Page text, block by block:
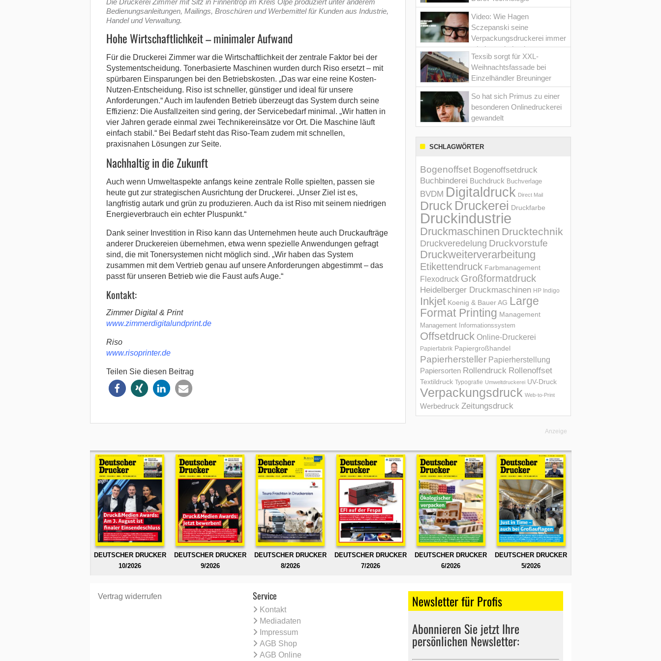
Die Druckerei Zimmer mit Sitz in Finnentrop im Kreis Olpe produziert unter anderem
Bedienungsanleitungen, Mailings, Broschüren und Werbemittel für Kunden aus Industrie,
Handel und Verwaltung.
Hohe Wirtschaftlichkeit – minimaler Aufwand
Für die Druckerei Zimmer war die Wirtschaftlichkeit der zentrale Faktor bei der
Systementscheidung. Tonerbasierte Maschinen wurden durch Riso ersetzt – mit
spürbaren Einsparungen bei den Betriebskosten. „Das war eine reine Kosten-
Nutzen-Entscheidung. Riso ist schneller, günstiger und ideal für unsere
Anforderungen.“ Auch im laufenden Betrieb überzeugt das System durch seine
Effizienz: Die Ausfallzeiten sind gering, der Servicebedarf minimal. „Wir hatten in
vier Jahren gerade einmal zwei Technikereinsätze vor Ort. Die Maschine läuft
einfach stabil.“ Bei Bedarf steht das Riso-Team zudem mit schnellen,
praxisnahen Lösungen zur Seite.
Nachhaltig in die Zukunft
Auch wenn Umweltaspekte anfangs keine zentrale Rolle spielten, passen sie
heute gut zur strategischen Ausrichtung der Druckerei. „Unser Ziel ist es,
langfristig autark und grün zu produzieren. Auch da ist Riso mit seinem niedrigen
Energieverbrauch ein echter Pluspunkt.“
Dank seiner Investition in Riso kann das Unternehmen heute auch Druckaufträge
anderer Druckereien übernehmen, etwa wenn spezielle Anwendungen gefragt
sind, die mit Tonersystemen nicht möglich sind. „Wir haben das System
zusammen mit dem Vertrieb genau auf unsere Anforderungen abgestimmt – das
passt für unseren Betrieb wie die Faust aufs Auge.“
Kontakt:
Zimmer Digital & Print
www.zimmerdigitalundprint.de
Riso
www.risoprinter.de
Teilen Sie diesen Beitrag
Video: Wie Hagen
Sczepanski seine
Verpackungsdruckerei immer
wieder optimiert hat
Texsib sorgt für XXL-
Weihnachtsfassade bei
Einzelhändler Breuninger
So hat sich Primus zu einer
besonderen Onlinedruckerei
gewandelt
SCHLAGWÖRTER
Bogenoffset Bogenoffsetdruck
Buchbinderei Buchdruck Buchverlage
BVDM Digitaldruck Direct Mail
Druck Druckerei Druckfarbe
Druckindustrie
Druckmaschinen Drucktechnik
Druckveredelung Druckvorstufe
Druckweiterverarbeitung
Etikettendruck Farbmanagement
Flexodruck Großformatdruck
Heidelberger Druckmaschinen HP Indigo
Inkjet Koenig & Bauer AG Large
Format Printing Management
Management Informations­system
Offsetdruck Online-Druckerei
Papierfabrik Papiergroßhandel
Papierhersteller Papierherstellung
Papiersorten Rollendruck Rollenoffset
Textildruck Typografie Umweltdruckerei UV-Druck
Verpackungsdruck Web-to-Print
Werbedruck Zeitungsdruck
Anzeige
DEUTSCHER DRUCKER
10/2026
DEUTSCHER DRUCKER
9/2026
DEUTSCHER DRUCKER
8/2026
DEUTSCHER DRUCKER
7/2026
DEUTSCHER DRUCKER
6/2026
DEUTSCHER DRUCKER
5/2026
Vertrag widerrufen Service
Kontakt
Mediadaten
Impressum
AGB Shop
AGB Online
Newsletter für Profis
Abonnieren Sie jetzt Ihre
persönlichen Newsletter: